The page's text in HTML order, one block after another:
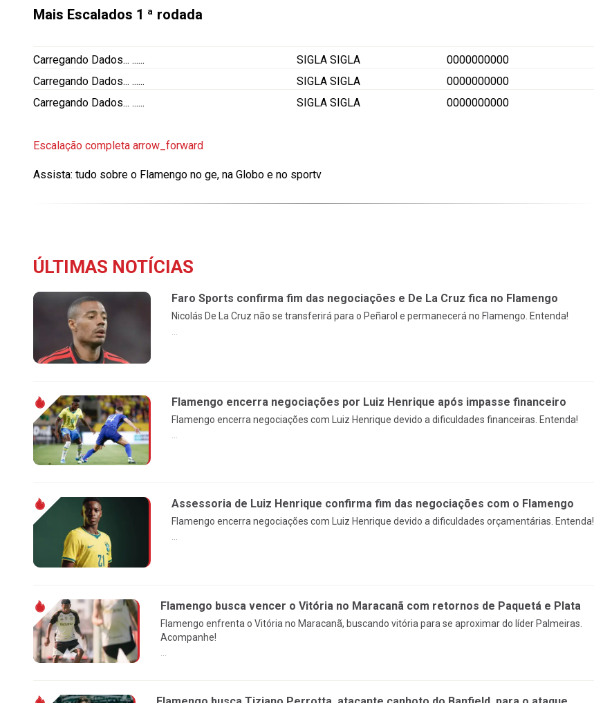
Mais Escalados 1 ª rodada
Carregando Dados... ...... SIGLA SIGLA
0000000000
Carregando Dados... ...... SIGLA SIGLA
0000000000
Carregando Dados... ...... SIGLA SIGLA 0000000000
Escalação completa arrow_forward
Assista: tudo sobre o Flamengo no ge, na Globo e no sportv
ÚLTIMAS NOTÍCIAS
Faro Sports confirma fim das negociações e De La Cruz fica no Flamengo
Nicolás De La Cruz não se transferirá para o Peñarol e permanecerá no Flamengo. Entenda!
...
Flamengo encerra negociações por Luiz Henrique após impasse financeiro
Flamengo encerra negociações com Luiz Henrique devido a dificuldades financeiras. Entenda!
Assessoria de Luiz Henrique confirma fim das negociações com o Flamengo
Flamengo encerra negociações com Luiz Henrique devido a dificuldades orçamentárias. Entenda!
...
Flamengo busca vencer o Vitória no Maracanã com retornos de Paquetá e Plata
Flamengo enfrenta o Vitória no Maracanã, buscando vitória para se aproximar do líder Palmeiras.
Acompanhe!
...